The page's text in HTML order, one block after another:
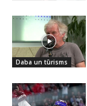
Daba un tūrisms